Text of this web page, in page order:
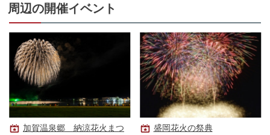
周辺の開催イベント
加賀温泉郷 納涼花火まつ
盛岡花火の祭典